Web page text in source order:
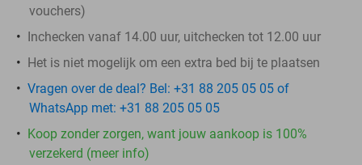
vouchers)
Inchecken vanaf 14.00 uur, uitchecken tot 12.00 uur
Het is niet mogelijk om een extra bed bij te plaatsen
Vragen over de deal? Bel: +31 88 205 05 05 of
WhatsApp met: +31 88 205 05 05
Koop zonder zorgen, want jouw aankoop is 100%
verzekerd (meer info)